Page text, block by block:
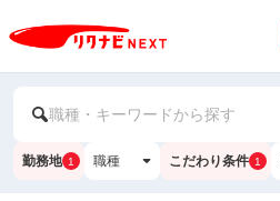
職種・キーワードから探す
勤務地 1 職種 こだわり条件 1